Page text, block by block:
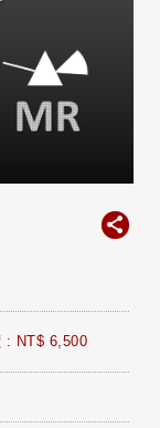
: NT$ 6,500